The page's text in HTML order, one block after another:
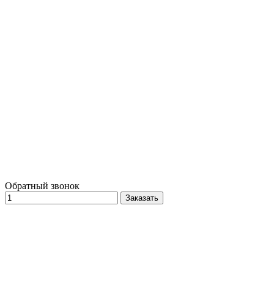
Обратный звонок
Заказать